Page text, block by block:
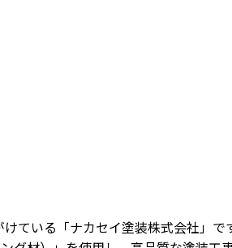
けている「ナカセイ塗装株式会社」で